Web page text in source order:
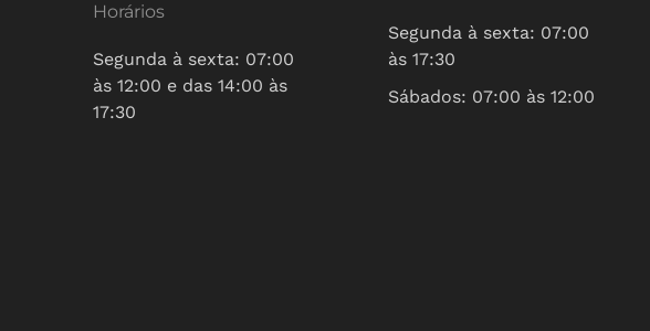
Horários
Segunda à sexta: 07:00
às 12:00 e das 14:00 às
17:30
Segunda à sexta: 07:00
às 17:30
Sábados: 07:00 às 12:00